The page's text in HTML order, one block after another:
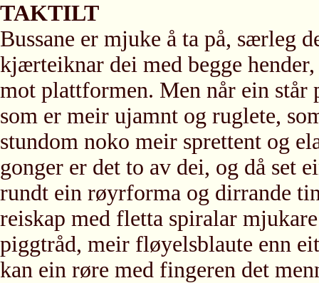
TAKTILT
Bussane er mjuke å ta på, særleg
kjærteiknar dei med begge
mot plattformen. Men når ein står
som er meir ujamnt og ruglete,
stundom noko meir sprettent og
gonger er det to av dei, og då set
rundt ein røyrforma og dirrande
reiskap med fletta spiralar
piggtråd, meir fløyelsblaute enn
kan ein røre med fingeren det